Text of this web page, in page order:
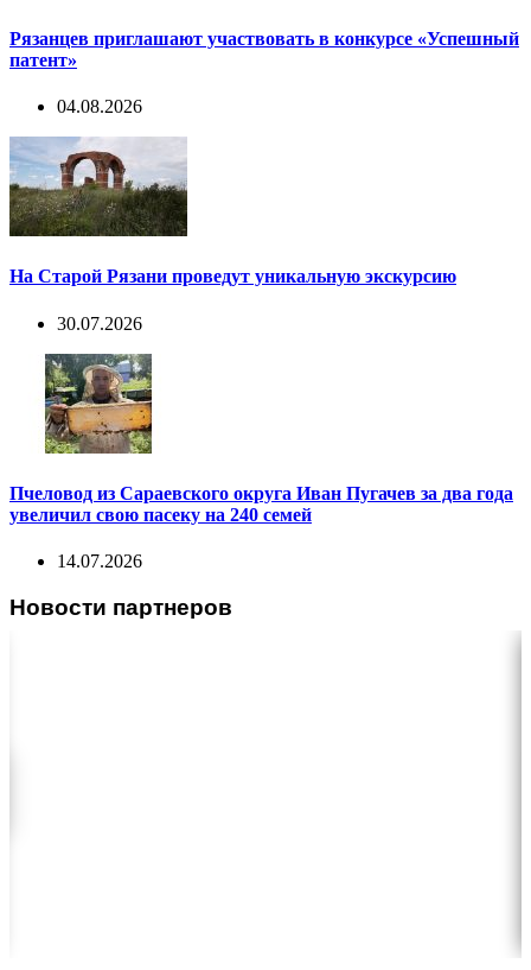
Рязанцев приглашают участвовать в конкурсе «Успешный
патент»
04.08.2026
На Старой Рязани проведут уникальную экскурсию
30.07.2026
Пчеловод из Сараевского округа Иван Пугачев за два года
увеличил свою пасеку на 240 семей
14.07.2026
Новости партнеров